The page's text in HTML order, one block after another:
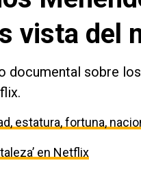
vista del
documental sobre
estatura, fortuna,
en Netflix